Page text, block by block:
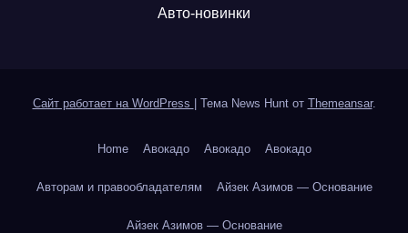
Авто-новинки
Сайт работает на WordPress Тема News Hunt от Themeansar.
Home Авокадо Авокадо Авокадо
Авторам и правообладателям Айзек Азимов — Основание
Айзек Азимов — Основание